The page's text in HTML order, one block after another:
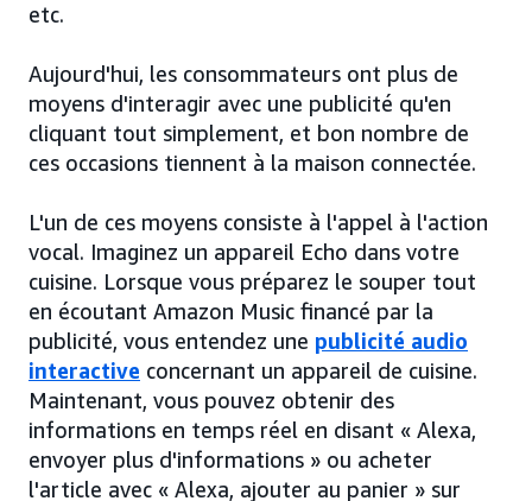
etc.
Aujourd'hui, les consommateurs ont plus de
moyens d'interagir avec une publicité qu'en
cliquant tout simplement, et bon nombre de
ces occasions tiennent à la maison connectée.
L'un de ces moyens consiste à l'appel à l'action
vocal. Imaginez un appareil Echo dans votre
cuisine. Lorsque vous préparez le souper tout
en écoutant Amazon Music financé par la
publicité, vous entendez une publicité audio
interactive concernant un appareil de cuisine.
Maintenant, vous pouvez obtenir des
informations en temps réel en disant « Alexa,
envoyer plus d'informations » ou acheter
l'article avec « Alexa, ajouter au panier » sur